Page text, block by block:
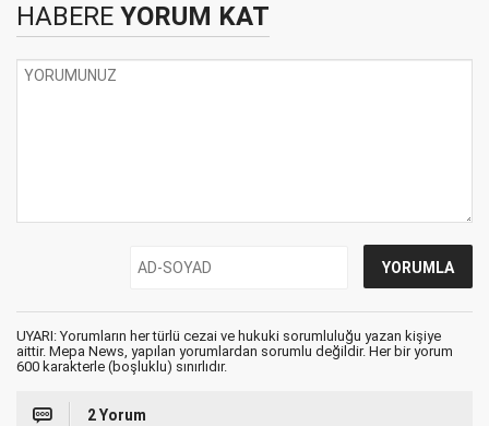
HABERE YORUM KAT
UYARI: Yorumların her türlü cezai ve hukuki sorumluluğu yazan kişiye
aittir. Mepa News, yapılan yorumlardan sorumlu değildir. Her bir yorum
600 karakterle (boşluklu) sınırlıdır.
2 Yorum